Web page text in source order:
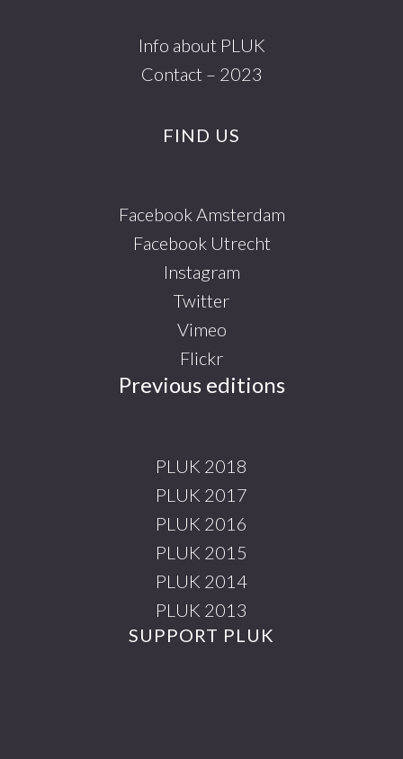
Info about PLUK
Contact – 2023
FIND US
Facebook Amsterdam
Facebook Utrecht
Instagram
Twitter
Vimeo
Flickr
Previous editions
PLUK 2018
PLUK 2017
PLUK 2016
PLUK 2015
PLUK 2014
PLUK 2013
SUPPORT PLUK